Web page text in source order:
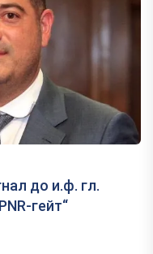
до и.ф. гл.
гейт“